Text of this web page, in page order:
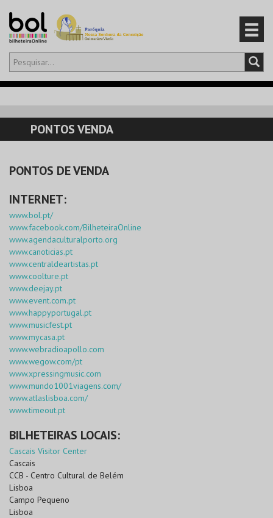
Olá,iniciar sessão
CARRINHO
EVENTOS
CARTÕES
PRODUTOS
PONTOS VENDA
PONTOS DE VENDA
INTERNET:
www.bol.pt/
www.facebook.com/BilheteiraOnline
www.agendaculturalporto.org
www.canoticias.pt
www.centraldeartistas.pt
www.coolture.pt
www.deejay.pt
www.event.com.pt
www.happyportugal.pt
www.musicfest.pt
www.mycasa.pt
www.webradioapollo.com
www.wegow.com/pt
www.xpressingmusic.com
www.mundo1001viagens.com/
www.atlaslisboa.com/
www.timeout.pt
BILHETEIRAS LOCAIS:
Cascais Visitor Center
Cascais
CCB - Centro Cultural de Belém
Lisboa
Campo Pequeno
Lisboa